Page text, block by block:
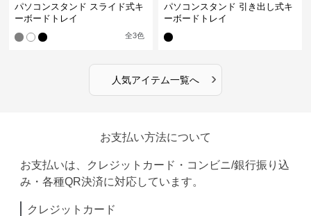
パソコンスタンド スライド式キ
ーボードトレイ
全3色
パソコンスタンド 引き出し式キ
ーボードトレイ
人気アイテム一覧へ ›
お支払い方法について
お支払いは、クレジットカード・コンビニ/銀行振り込
み・各種QR決済に対応しています。
クレジットカード